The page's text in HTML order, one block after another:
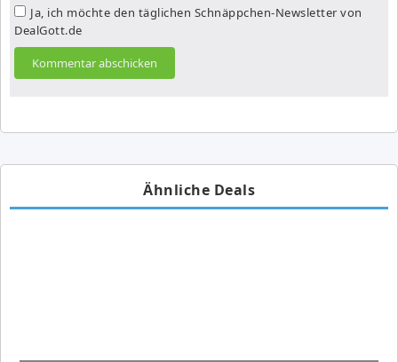
Ja, ich möchte den täglichen Schnäppchen-Newsletter von
DealGott.de
Ähnliche Deals